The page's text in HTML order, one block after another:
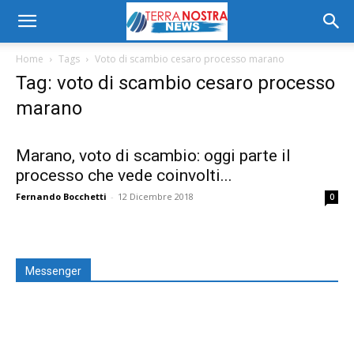
Home Tags Voto di scambio cesaro processo marano
Tag: voto di scambio cesaro processo
marano
Marano, voto di scambio: oggi parte il
processo che vede coinvolti...
Fernando Bocchetti - 12 Dicembre 2018 0
Messenger